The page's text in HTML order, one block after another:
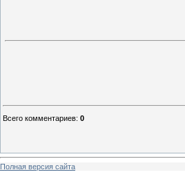
Всего комментариев: 0
Полная версия сайта